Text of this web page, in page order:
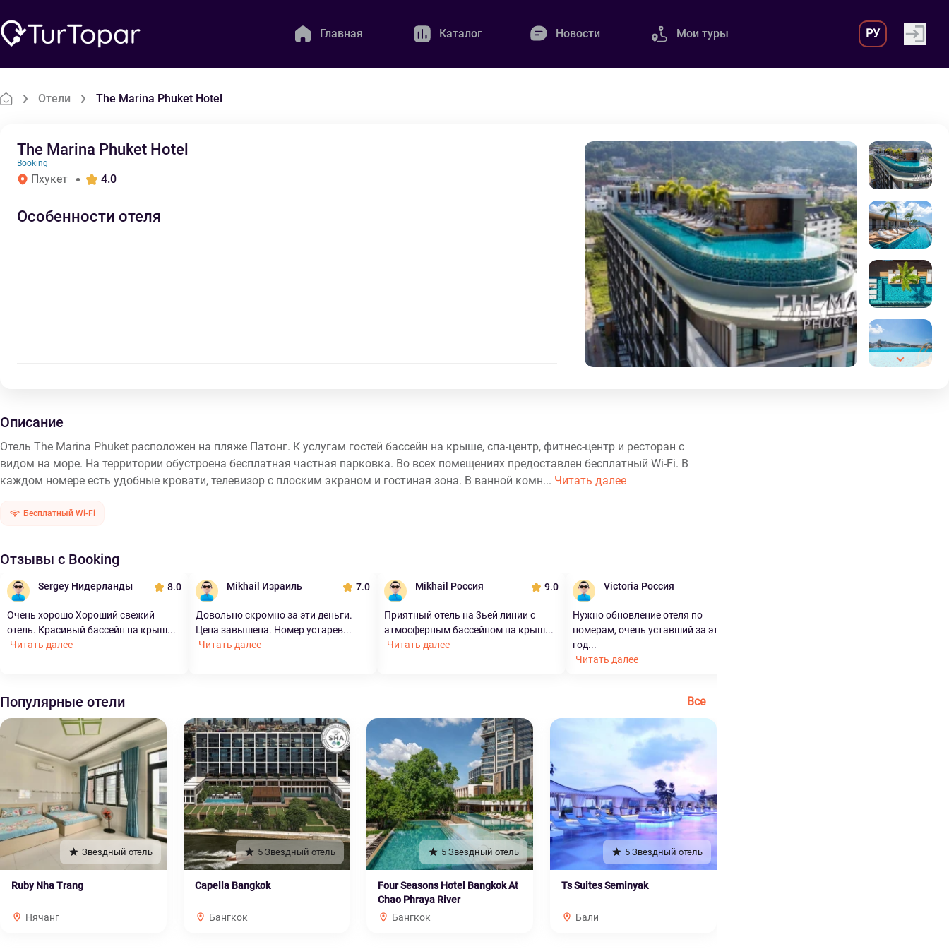
Главная Каталог Новости Мои туры РУ
Отели The Marina Phuket Hotel
The Marina Phuket Hotel
Booking
Пхукет 4.0
Особенности отеля
Описание
Отель The Marina Phuket расположен на пляже Патонг. К услугам гостей бассейн на крыше, спа-центр, фитнес-центр и ресторан с
видом на море. На территории обустроена бесплатная частная парковка. Во всех помещениях предоставлен бесплатный Wi-Fi. В
каждом номере есть удобные кровати, телевизор с плоским экраном и гостиная зона. В ванной комн... Читать далее
Бесплатный Wi-Fi
Отзывы с Booking
Sergey Нидерланды 8.0
Очень хорошо Хороший свежий
отель. Красивый бассейн на крыш...
Читать далее
Mikhail Израиль 7.0
Довольно скромно за эти деньги.
Цена завышена. Номер устарев...
Читать далее
Mikhail Россия 9.0
Приятный отель на 3ьей линии с
атмосферным бассейном на крыш...
Читать далее
Victoria Россия
Нужно обновление отеля по
номерам, очень уставший за эти
год...
Читать далее
Популярные отели Все
Звездный отель
Ruby Nha Trang
Нячанг
5 Звездный отель
Capella Bangkok
Бангкок
5 Звездный отель
Four Seasons Hotel Bangkok At
Chao Phraya River
Бангкок
5 Звездный отель
Ts Suites Seminyak
Бали